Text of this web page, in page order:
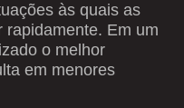
às quais as
rapidamente. Em um
o melhor
em menores